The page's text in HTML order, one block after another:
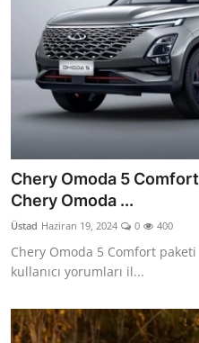
Chery Omoda 5
Chery Omoda ...
Üstad Haziran 19, 2024 0 400
Chery Omoda 5 Comfort
kullanıcı yorumları il...